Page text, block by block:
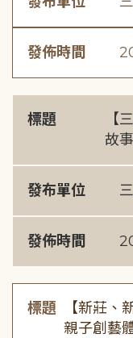
發佈時間
標題
【
故事
發布單位
發佈時間
標題
【新莊、
親子創藝